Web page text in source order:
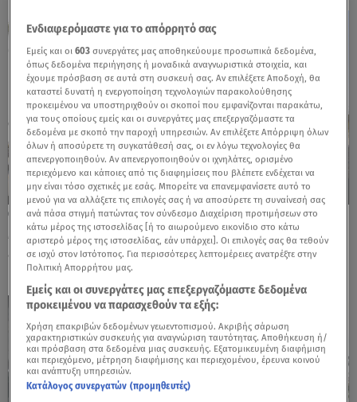
06.08.26, 17:53
Mercedes-Benz GLB: Τώρα με όφελος 2.000
ευρώ
Ενδιαφερόμαστε για το απόρρητό σας
Εμείς και οι603 συνεργάτες μας αποθηκεύουμε προσωπικά δεδομένα,
όπως δεδομένα περιήγησης ή μοναδικά αναγνωριστικά στοιχεία, και
έχουμε πρόσβαση σε αυτά στη συσκευή σας. Αν επιλέξετε Αποδοχή, θα
καταστεί δυνατή η ενεργοποίηση τεχνολογιών παρακολούθησης
προκειμένου να υποστηριχθούν οι σκοποί που εμφανίζονται παρακάτω,
για τους οποίους εμείς και οι συνεργάτες μας επεξεργαζόμαστε τα
δεδομένα με σκοπό την παροχή υπηρεσιών. Αν επιλέξετε Απόρριψη όλων
όλων ή αποσύρετε τη συγκατάθεσή σας, οι εν λόγω τεχνολογίες θα
απενεργοποιηθούν. Αν απενεργοποιηθούν οι ιχνηλάτες, ορισμένο
περιεχόμενο και κάποιες από τις διαφημίσεις που βλέπετε ενδέχεται να
μην είναι τόσο σχετικές με εσάς. Μπορείτε να επανεμφανίσετε αυτό το
μενού για να αλλάξετε τις επιλογές σας ή να αποσύρετε τη συναίνεσή σας
ανά πάσα στιγμή πατώντας τον σύνδεσμο Διαχείριση προτιμήσεων στο
κάτω μέρος της ιστοσελίδας [ή το αιωρούμενο εικονίδιο στο κάτω
αριστερό μέρος της ιστοσελίδας, εάν υπάρχει]. Οι επιλογές σας θα τεθούν
σε ισχύ στον Ιστότοπος. Για περισσότερες λεπτομέρειες ανατρέξτε στην
Πολιτική Απορρήτου μας.
Εμείς και οι συνεργάτες μας επεξεργαζόμαστε δεδομένα
προκειμένου να παρασχεθούν τα εξής:
Χρήση επακριβών δεδομένων γεωεντοπισμού. Ακριβής σάρωση
χαρακτηριστικών συσκευής για αναγνώριση ταυτότητας. Αποθήκευση ή/
και πρόσβαση στα δεδομένα μιας συσκευής. Εξατομικευμένη διαφήμιση
και περιεχόμενο, μέτρηση διαφήμισης και περιεχομένου, έρευνα κοινού
και ανάπτυξη υπηρεσιών.
Κατάλογος συνεργατών (προμηθευτές)